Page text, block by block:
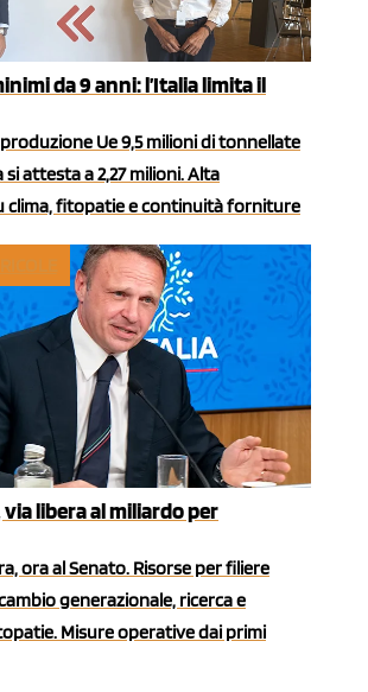
da 9 anni: l’Italia limita il
Ue 9,5 milioni di tonnellate
si attesta a 2,27 milioni. Alta
clima, fitopatie e continuità forniture
libera al miliardo per
ora al Senato. Risorse per filiere
generazionale, ricerca e
Misure operative dai primi